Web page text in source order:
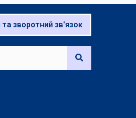
зворотний зв'язок